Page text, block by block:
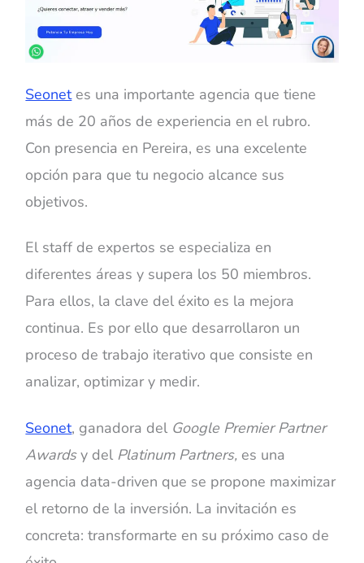
Seonetes una importante agencia que tiene
más de 20 años de experiencia en el rubro.
Con presencia en Pereira, es una excelente
opción para que tu negocio alcance sus
objetivos.
El staff de expertos se especializa en
diferentes áreas y supera los 50 miembros.
Para ellos, la clave del éxito es la mejora
continua. Es por ello que desarrollaron un
proceso de trabajo iterativo que consiste en
analizar, optimizar y medir.
Seonet, ganadora del Google Premier Partner
Awardsy del Platinum Partners, es una
agencia data-driven que se propone maximizar
el retorno de la inversión. La invitación es
concreta: transformarte en su próximo caso de